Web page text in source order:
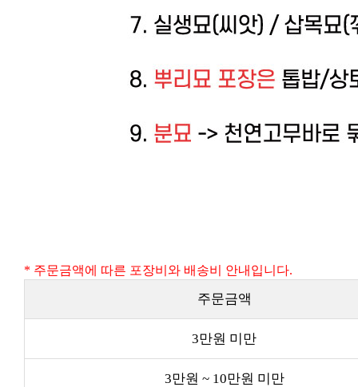
* 주문금액에 따른 포장비와 배송비 안내입니다.
주문금액
3만원 미만
3만원 ~ 10만원 미만